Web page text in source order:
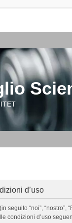
d’uso
seguito “noi”,
condizioni d’uso